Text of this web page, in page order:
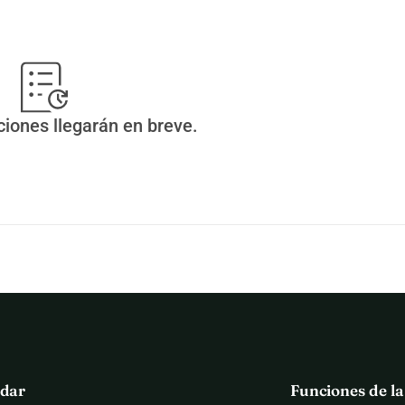
a los veterinarios que confían en nosotros y que nos
, para seguir salvando animales en Mayotte y pagar la
llegarán en breve.
Funciones de